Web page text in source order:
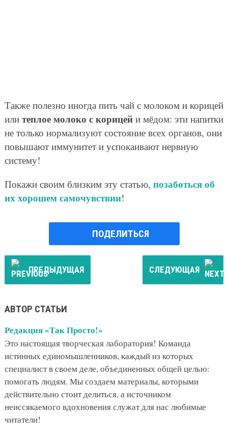
Также полезно иногда пить чай с молоком и корицей
или теплое молоко с корицейи мёдом: эти напитки
не только нормализуют состояние всех органов, они
повышают иммунитет и успокаивают нервную
систему!
Покажи своим близким эту статью, позаботься об
их хорошем самочувствии!
ПОДЕЛИТЬСЯ
ПРЕДЫДУЩАЯ СЛЕДУЮЩАЯ
АВТОР СТАТЬИ
Редакция «Так Просто!»
Это настоящая творческая лаборатория! Команда
истинных единомышленников, каждый из которых
специалист в своем деле, объединенных общей целью:
помогать людям. Мы создаем материалы, которыми
действительно стоит делиться, а источником
неиссякаемого вдохновения служат для нас любимые
читатели!